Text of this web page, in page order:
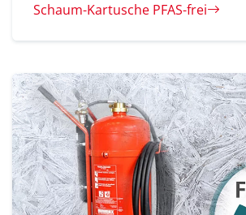
Schaum-Kartusche PFAS-frei